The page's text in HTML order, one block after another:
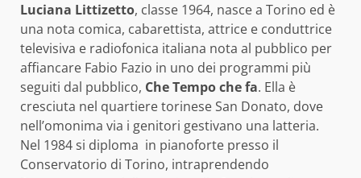
Luciana Littizetto, classe 1964, nasce a Torino ed è
una nota comica, cabarettista, attrice e conduttrice
televisiva e radiofonica italiana nota al pubblico per
affiancare Fabio Fazio in uno dei programmi più
seguiti dal pubblico, Che Tempo che fa. Ella è
cresciuta nel quartiere torinese San Donato, dove
nell’omonima via i genitori gestivano una latteria.
Nel 1984 si diploma in pianoforte presso il
Conservatorio di Torino, intraprendendo